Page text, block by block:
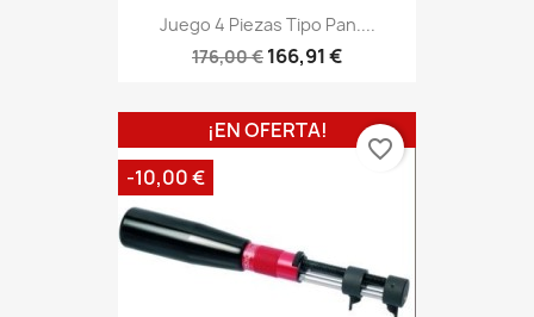
Juego 4 Piezas Tipo Pan....
176,00 € 166,91 €
¡EN OFERTA!
-10,00 €
favorite_border